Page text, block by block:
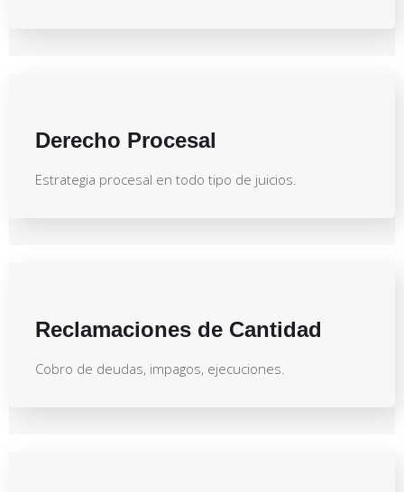
Derecho Procesal
Estrategia procesal en todo tipo de juicios.
Reclamaciones de Cantidad
Cobro de deudas, impagos, ejecuciones.